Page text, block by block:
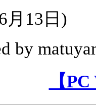
月13日 )
by
【